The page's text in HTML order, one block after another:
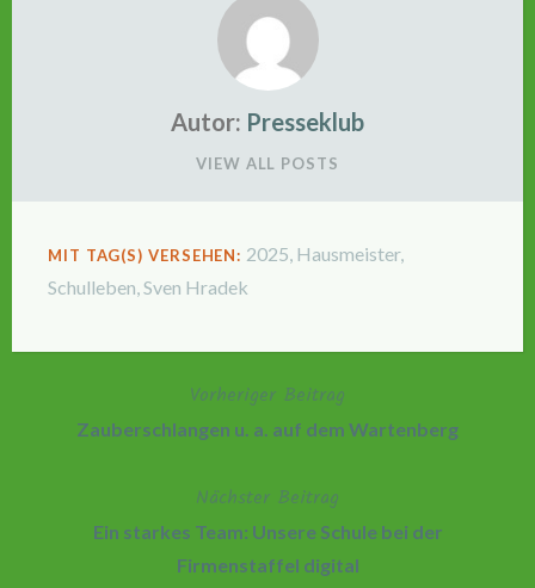
Autor: Presseklub
VIEW ALL POSTS
MIT TAG(S) VERSEHEN: 2025, Hausmeister,
Schulleben,Sven Hradek
BeitragsnavigationVorheriger Beitrag
Zauberschlangen u. a. auf dem Wartenberg
Nächster Beitrag
Ein starkes Team: Unsere Schule bei der
Firmenstaffel digital